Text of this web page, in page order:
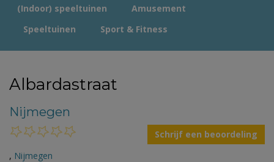
(Indoor) speeltuinen
Amusement
Speeltuinen
Sport & Fitness
Albardastraat
Nijmegen
Schrijf een beoordeling
, Nijmegen